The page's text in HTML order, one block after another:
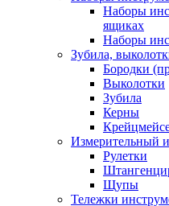
Наборы
ящиках
Наборы
Зубила,
Бородки
Выколотки
Зубила
Керны
Измерительный
Рулетки
Щупы
Тележки